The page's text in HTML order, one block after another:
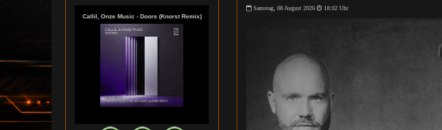
Samstag, 08 August 2026 18:02 Uhr